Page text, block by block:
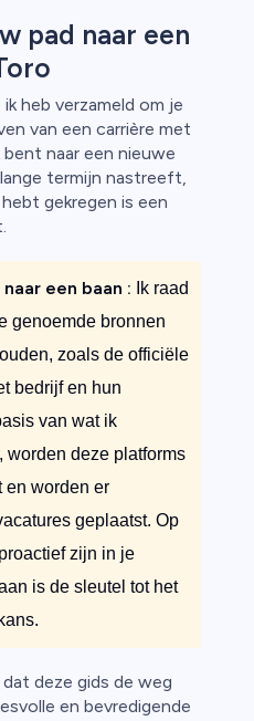
pad naar een
heb verzameld om je
van een carrière met
naar een nieuwe
termijn nastreeft,
gekregen is een
een baan : Ik raad
genoemde bronnen
zoals de officiële
bedrijf en hun
van wat ik
worden deze platforms
en worden er
geplaatst. Op
zijn in je
is de sleutel tot het
deze gids de weg
en bevredigende